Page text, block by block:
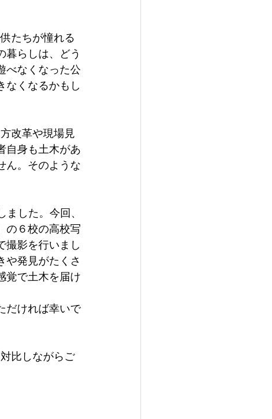
暮らしは、どう
べなくなった公
なくなるかもし
自身も土木があ
ん。そのような
の６校の高校写
撮影を行いまし
や発見がたくさ
覚で土木を届け
だければ幸いで